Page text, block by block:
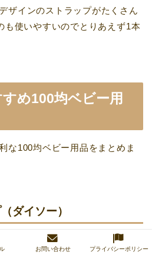
ザインのストラップがたくさん
も使いやすいのでとりあえず1本
め100均ベビー用
な100均ベビー用品をまとめま
ダイソー）
お問い合わせ プライバシーポリシー